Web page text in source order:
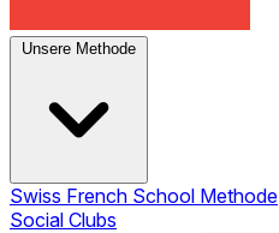
Unsere Methode
Swiss French School Methode
Social Clubs